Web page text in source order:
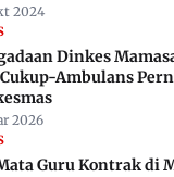
2024
Dinkes
Ambulans
2026
Guru Kontrak di